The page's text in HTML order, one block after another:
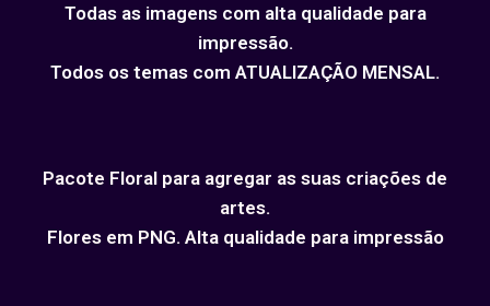
Todas as imagens com alta qualidade para
impressão.
Todos os temas com ATUALIZAÇÃO MENSAL.
Pacote Floral para agregar as suas criações de
artes.
Flores em PNG. Alta qualidade para impressão